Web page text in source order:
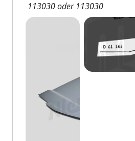
113030 oder 113030